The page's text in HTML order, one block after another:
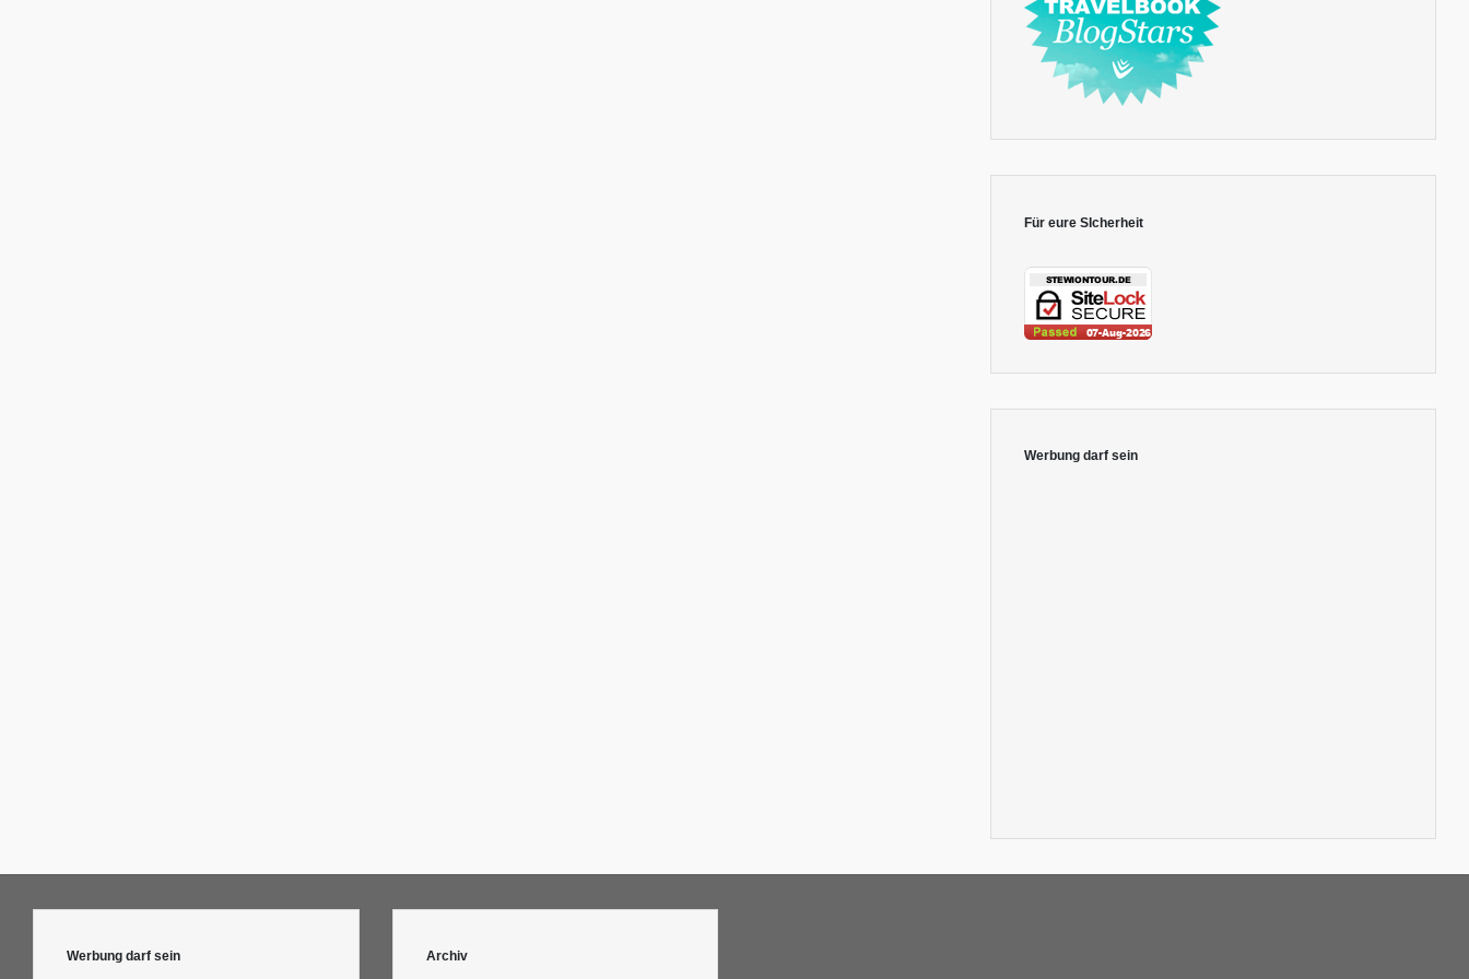
Für eure SIcherheit
Werbung darf sein
Werbung darf sein Archiv